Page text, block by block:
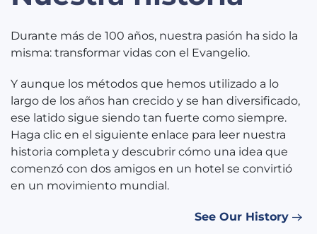
Durante más de 100 años, nuestra pasión ha sido la
misma: transformar vidas con el Evangelio.
Y aunque los métodos que hemos utilizado a lo
largo de los años han crecido y se han diversificado,
ese latido sigue siendo tan fuerte como siempre.
Haga clic en el siguiente enlace para leer nuestra
historia completa y descubrir cómo una idea que
comenzó con dos amigos en un hotel se convirtió
en un movimiento mundial.
See Our History